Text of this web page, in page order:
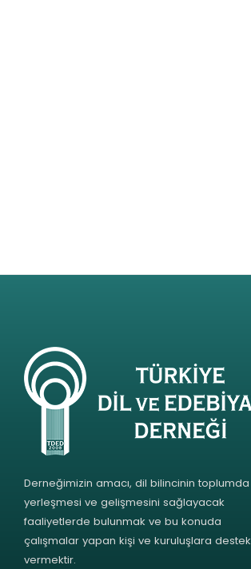
Derneğimizin amacı, dil bilincinin toplumda
yerleşmesi ve gelişmesini sağlayacak
faaliyetlerde bulunmak ve bu konuda
çalışmalar yapan kişi ve kuruluşlara destek
vermektir.